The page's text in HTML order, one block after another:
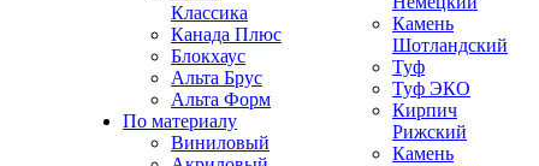
Классика
Канада Плюс
Блокхаус
Альта Брус
Альта Форм
По материалу
Виниловый
Камень
Шотландский
Туф
Туф ЭКО
Кирпич
Рижский
Камень